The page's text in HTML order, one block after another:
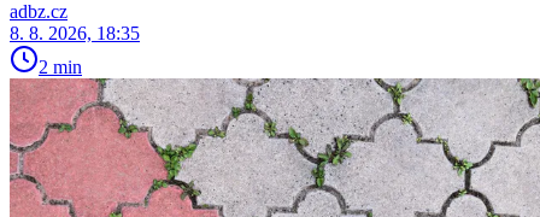
adbz.cz
8. 8. 2026, 18:35
2 min